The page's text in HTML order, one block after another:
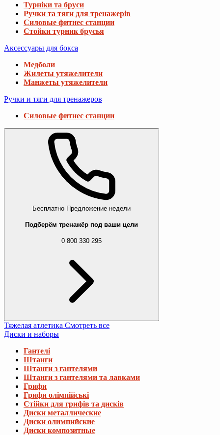
Турніки та бруси
Ручки та тяги для тренажерів
Силовые фитнес станции
Стойки турник брусья
Аксессуары для бокса
Медболи
Жилеты утяжелители
Манжеты утяжелители
Ручки и тяги для тренажеров
Силовые фитнес станции
Бесплатно Предложение недели
Подберём тренажёр под ваши цели
0 800 330 295
Тяжелая атлетика Смотреть все
Диски и наборы
Гантелі
Штанги
Штанги з гантелями
Штанги з гантелями та лавками
Грифи
Грифи олімпійські
Стійки для грифів та дисків
Диски металлические
Диски олимпийские
Диски композитные